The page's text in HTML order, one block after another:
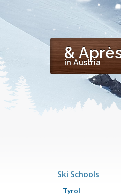
&
in Austria
Ski Schools
Tyrol